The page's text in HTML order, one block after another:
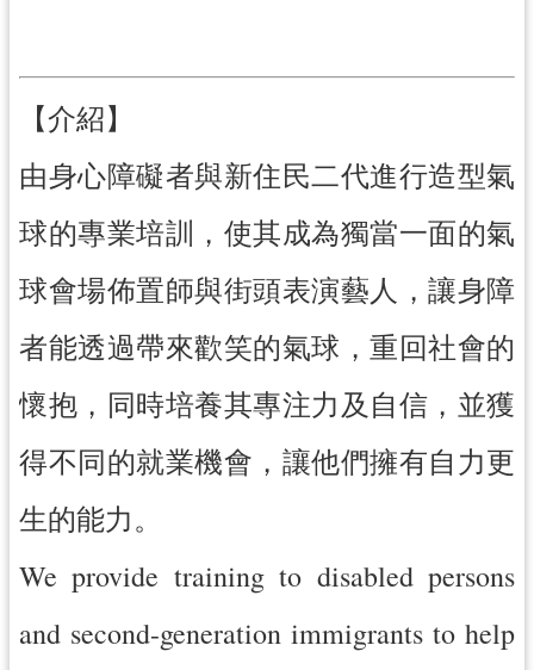
青
源
基
地
介
紹
相
關
連
結
府
訊
開
【介紹】
由身心障礙者與新住民二代進行造型氣
球的專業培訓，使其成為獨當一面的氣
球會場佈置師與街頭表演藝人，讓身障
者能透過帶來歡笑的氣球，重回社會的
懷抱，同時培養其專注力及自信，並獲
得不同的就業機會，讓他們擁有自力更
生的能力。
We provide training to disabled persons
and second-generation immigrants to help